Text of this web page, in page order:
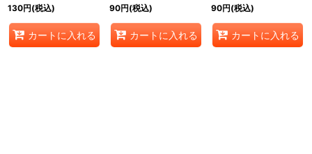
130円(税込)
カートに入れる
90円(税込)
カートに入れる
90円(税込)
カートに入れる